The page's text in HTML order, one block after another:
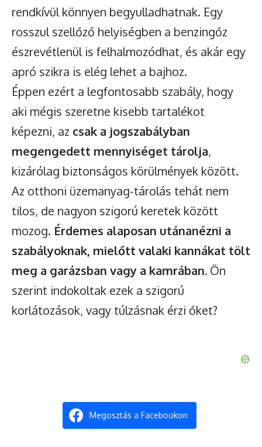
rendkívül könnyen begyulladhatnak. Egy
rosszul szellőző helyiségben a benzingőz
észrevétlenül is felhalmozódhat, és akár egy
apró szikra is elég lehet a bajhoz.
Éppen ezért a legfontosabb szabály, hogy
aki mégis szeretne kisebb tartalékot
képezni, az csak a jogszabályban
megengedett mennyiséget tárolja,
kizárólag biztonságos körülmények között.
Az otthoni üzemanyag-tárolás tehát nem
tilos, de nagyon szigorú keretek között
mozog. Érdemes alaposan utánanézni a
szabályoknak, mielőtt valaki kannákat tölt
meg a garázsban vagy a kamrában. Ön
szerint indokoltak ezek a szigorú
korlátozások, vagy túlzásnak érzi őket?
Megosztás a Facebookon